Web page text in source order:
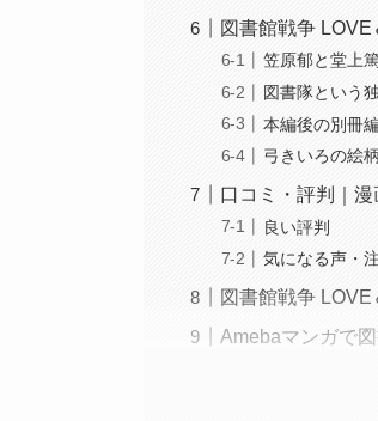
図書館戦争
笠原郁と堂上
図書隊という
本編後の別冊
弓きいろの絵
口コミ・評判｜
良い評判
気になる声・
図書館戦争
Amebaマンガで